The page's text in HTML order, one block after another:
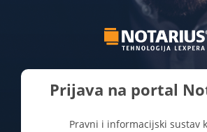
Prijava na portal
Pravni i informacijski sustav